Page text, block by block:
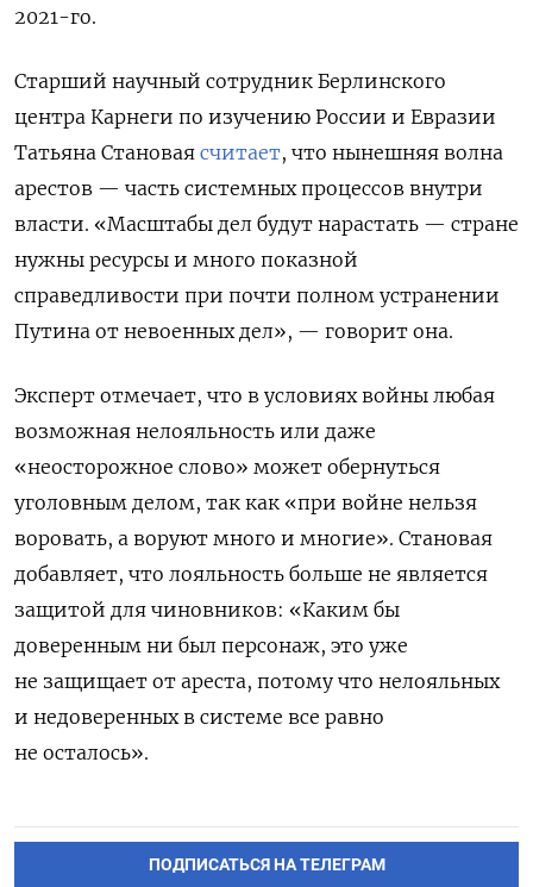
2021-го.
Старший научный сотрудник Берлинского
центра Карнеги по изучению России и Евразии
Татьяна Становая считает, что нынешняя волна
арестов — часть системных процессов внутри
власти. «Масштабы дел будут нарастать — стране
нужны ресурсы и много показной
справедливости при почти полном устранении
Путина от невоенных дел», — говорит она.
Эксперт отмечает, что в условиях войны любая
возможная нелояльность или даже
«неосторожное слово» может обернуться
уголовным делом, так как «при войне нельзя
воровать, а воруют много и многие». Становая
добавляет, что лояльность больше не является
защитой для чиновников: «Каким бы
доверенным ни был персонаж, это уже
не защищает от ареста, потому что нелояльных
и недоверенных в системе все равно
не осталось».
ПОДПИСАТЬСЯ НА ТЕЛЕГРАМ